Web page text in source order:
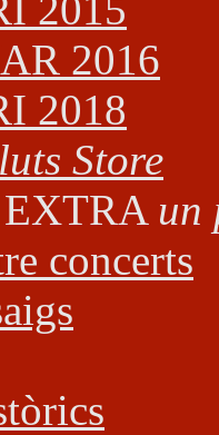
2016
2018
Store
un
concerts